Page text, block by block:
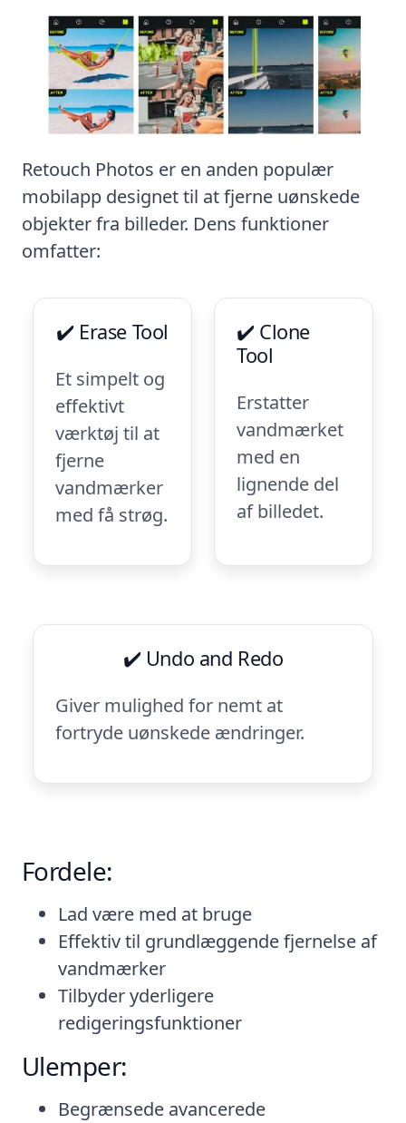
Retouch Photos er en anden populær
mobilapp designet til at fjerne uønskede
objekter fra billeder. Dens funktioner
omfatter:
✔️ Erase Tool
Et simpelt og
effektivt
værktøj til at
fjerne
vandmærker
med få strøg.
✔️ Clone
Tool
Erstatter
vandmærket
med en
lignende del
af billedet.
✔️ Undo and Redo
Giver mulighed for nemt at
fortryde uønskede ændringer.
Fordele:
Lad være med at bruge
Effektiv til grundlæggende fjernelse af
vandmærker
Tilbyder yderligere
redigeringsfunktioner
Ulemper:
Begrænsede avancerede